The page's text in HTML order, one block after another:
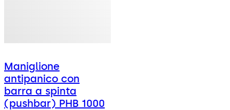
Maniglione
antipanico con
barra a spinta
(pushbar) PHB 1000